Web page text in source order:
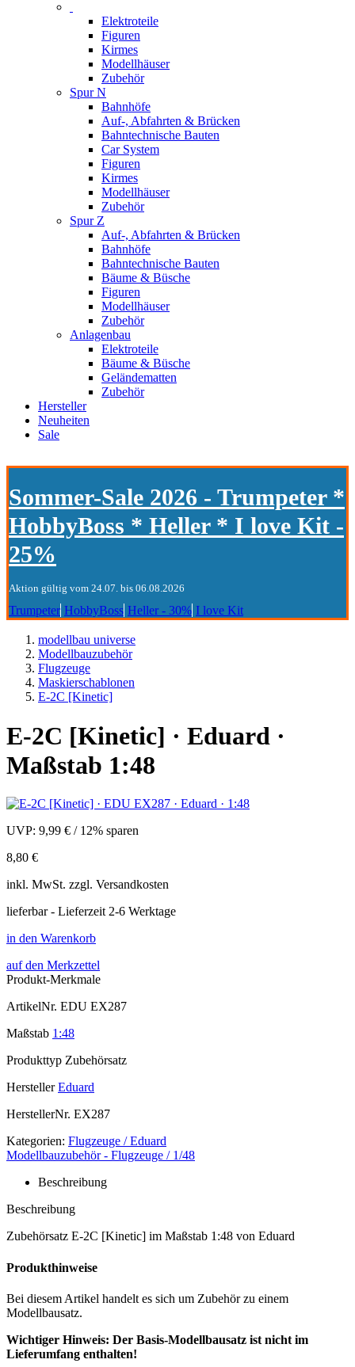
Elektroteile
Figuren
Kirmes
Modellhäuser
Zubehör
Spur N
Bahnhöfe
Auf-, Abfahrten & Brücken
Bahntechnische Bauten
Car System
Figuren
Kirmes
Modellhäuser
Zubehör
Spur Z
Auf-, Abfahrten & Brücken
Bahnhöfe
Bahntechnische Bauten
Bäume & Büsche
Figuren
Modellhäuser
Zubehör
Anlagenbau
Elektroteile
Bäume & Büsche
Geländematten
Zubehör
Hersteller
Neuheiten
Sale
Sommer-Sale 2026 - Trumpeter *
HobbyBoss * Heller * I love Kit -
25%
Aktion gültig vom 24.07. bis 06.08.2026
Trumpeter HobbyBoss Heller - 30% I love Kit
modellbau universe
Modellbauzubehör
Flugzeuge
Maskierschablonen
E-2C [Kinetic]
E-2C [Kinetic] · Eduard ·
Maßstab 1:48
UVP: 9,99 € / 12% sparen
8,80 €
inkl. MwSt. zzgl. Versandkosten
lieferbar - Lieferzeit 2-6 Werktage
in den Warenkorb
auf den Merkzettel
Produkt-Merkmale
ArtikelNr. EDU EX287
Maßstab 1:48
Produkttyp Zubehörsatz
Hersteller Eduard
HerstellerNr. EX287
Kategorien: Flugzeuge / Eduard
Modellbauzubehör - Flugzeuge / 1/48
Beschreibung
Beschreibung
Zubehörsatz E-2C [Kinetic] im Maßstab 1:48 von Eduard
Produkthinweise
Bei diesem Artikel handelt es sich um Zubehör zu einem
Modellbausatz.
Wichtiger Hinweis: Der Basis-Modellbausatz ist nicht im
Lieferumfang enthalten!